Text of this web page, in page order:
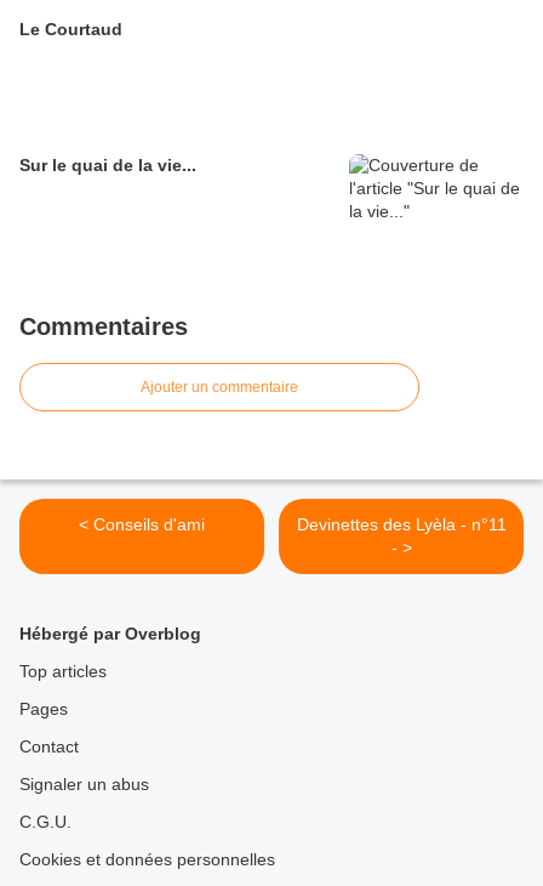
Le Courtaud
Sur le quai de la vie...
Commentaires
Ajouter un commentaire
< Conseils d'ami
Devinettes des Lyèla - n°11
- >
Hébergé par Overblog
Top articles
Pages
Contact
Signaler un abus
C.G.U.
Cookies et données personnelles